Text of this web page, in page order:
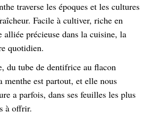
traverse les époques et les cultures
Facile à cultiver, riche en
alliée précieuse dans la cuisine, la
quotidien.
du tube de dentifrice au flacon
menthe est partout, et elle nous
a parfois, dans ses feuilles les plus
à offrir.